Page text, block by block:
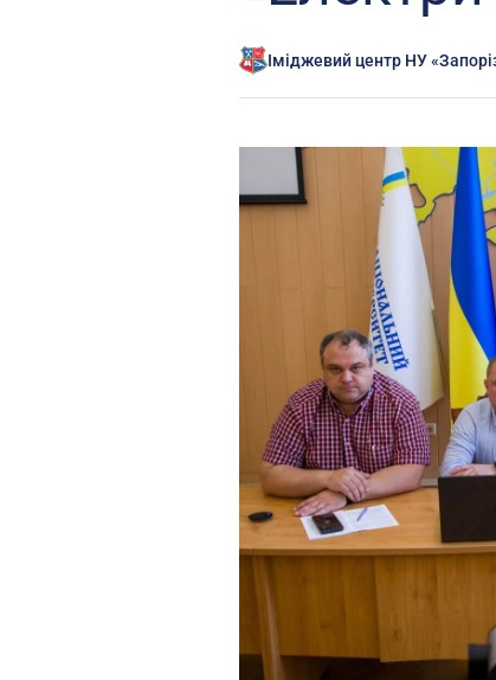
Іміджевий центр НУ